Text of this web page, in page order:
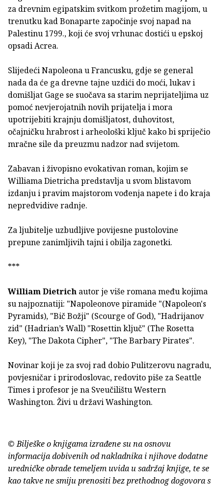
za drevnim egipatskim svitkom prožetim magijom, u
trenutku kad Bonaparte započinje svoj napad na
Palestinu 1799., koji će svoj vrhunac dostići u epskoj
opsadi Acrea.
Slijedeći Napoleona u Francusku, gdje se general
nada da će ga drevne tajne uzdići do moći, lukav i
domišljat Gage se suočava sa starim neprijateljima uz
pomoć nevjerojatnih novih prijatelja i mora
upotrijebiti krajnju domišljatost, duhovitost,
očajničku hrabrost i arheološki ključ kako bi spriječio
mračne sile da preuzmu nadzor nad svijetom.
Zabavan i živopisno evokativan roman, kojim se
Williama Dietricha predstavlja u svom blistavom
izdanju i pravim majstorom vođenja napete i do kraja
nepredvidive radnje.
Za ljubitelje uzbudljive povijesne pustolovine
prepune zanimljivih tajni i obilja zagonetki.
***
William Dietrich autor je više romana među kojima
su najpoznatiji: "Napoleonove piramide "(Napoleon's
Pyramids), "Bič Božji" (Scourge of God), "Hadrijanov
zid" (Hadrian’s Wall) "Rosettin ključ" (The Rosetta
Key), "The Dakota Cipher", "The Barbary Pirates".
Novinar koji je za svoj rad dobio Pulitzerovu nagradu,
povjesničar i prirodoslovac, redovito piše za Seattle
Times i profesor je na Sveučilištu Western
Washington. Živi u državi Washington.
© Bilješke o knjigama izrađene su na osnovu
informacija dobivenih od nakladnika i njihove dodatne
uredničke obrade temeljem uvida u sadržaj knjige, te se
kao takve ne smiju prenositi bez prethodnog dogovora s